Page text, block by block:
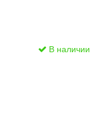
В наличии